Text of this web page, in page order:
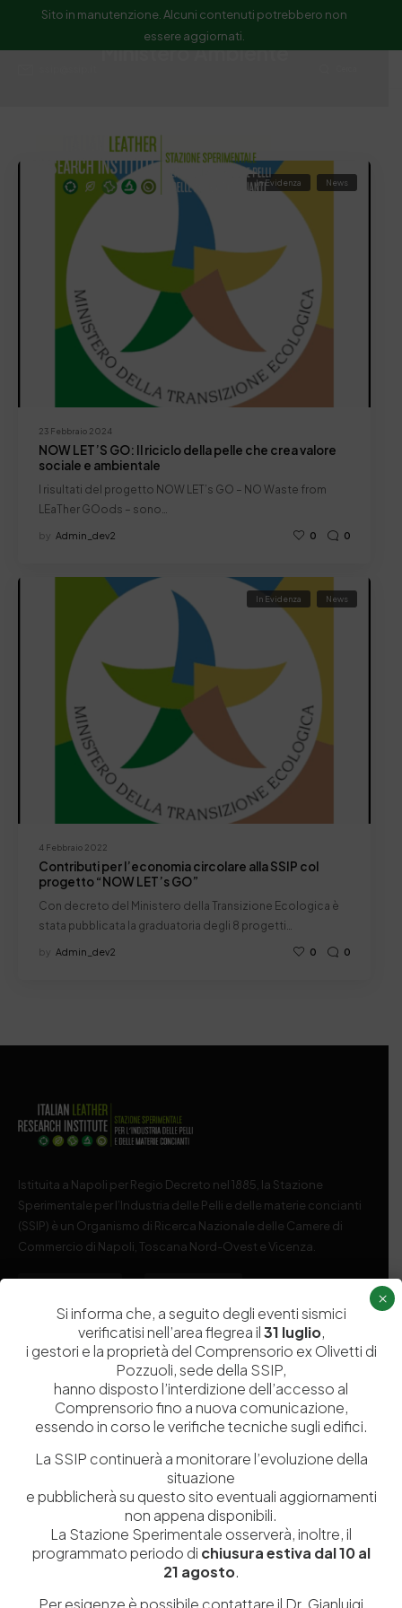
Sito in manutenzione. Alcuni contenuti potrebbero non
essere aggiornati.
Ministero Ambiente
23 Febbraio 2024
In Evidenza News
NOW LET’S GO: Il riciclo della pelle che crea valore
sociale e ambientale
I risultati del progetto NOW LET’s GO – NO Waste from
LEaTher GOods – sono…
by Admin_dev2 0 0
4 Febbraio 2022
In Evidenza News
Contributi per l’economia circolare alla SSIP col
progetto “NOW LET’s GO”
Con decreto del Ministero della Transizione Ecologica è
stata pubblicata la graduatoria degli 8 progetti…
by Admin_dev2 0 0
Istituita a Napoli per Regio Decreto nel 1885, la Stazione
Sperimentale per l’Industria delle Pelli e delle materie concianti
(SSIP) è un Organismo di Ricerca Nazionale delle Camere di
Commercio di Napoli, Toscana Nord-Ovest e Vicenza.
Chi siamo
Ricerca e Sviluppo
Formazione
Divulgazione scientifica e
Contatti
Laboratori
Dipartimenti di ricerca
Biblioteca
Politecnico del Cuoio
Media
Tutela Whistleblowing
Amministrazione Trasparente
Si informa che, a seguito degli eventi sismici
verificatisi nell’area flegrea il31 luglio,
i gestori e la proprietà del Comprensorio ex Olivetti di
Pozzuoli, sede della SSIP,
hanno disposto l’interdizione dell’accesso al
Comprensorio fino a nuova comunicazione,
essendo in corso le verifiche tecniche sugli edifici.
La SSIP continuerà a monitorare l’evoluzione della
situazione
e pubblicherà su questo sito eventuali aggiornamenti
non appena disponibili.
La Stazione Sperimentale osserverà, inoltre, il
programmato periodo di chiusura estiva dal 10 al
21 agosto.
Per esigenze è possibile contattare il Dr. Gianluigi
×